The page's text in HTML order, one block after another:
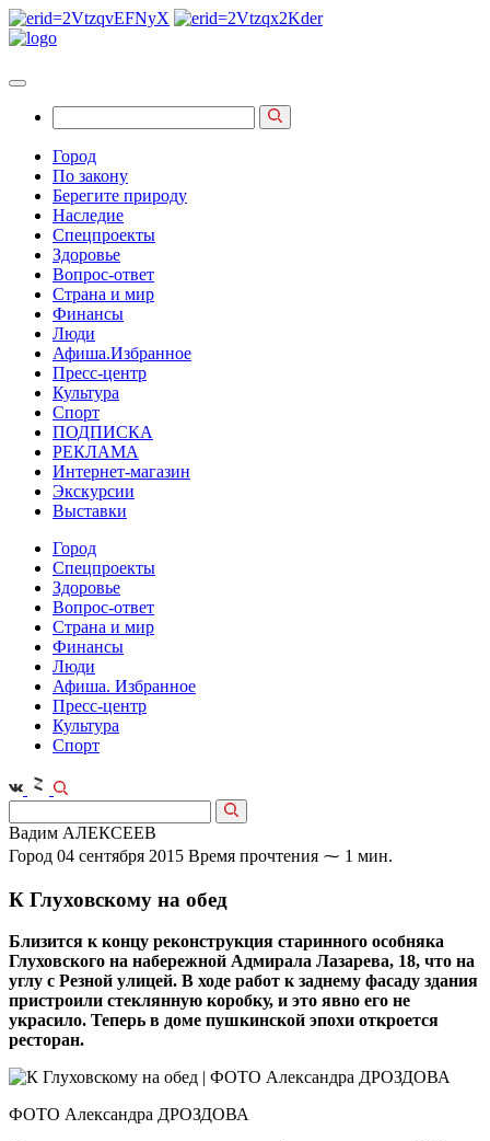
Город
По закону
Берегите природу
Наследие
Спецпроекты
Здоровье
Вопрос-ответ
Страна и мир
Финансы
Люди
Афиша.Избранное
Пресс-центр
Культура
Спорт
ПОДПИСКА
РЕКЛАМА
Интернет-магазин
Экскурсии
Выставки
Город
Спецпроекты
Здоровье
Вопрос-ответ
Страна и мир
Финансы
Люди
Афиша. Избранное
Пресс-центр
Культура
Спорт
Вадим АЛЕКСЕЕВ
Город 04 сентября 2015 Время прочтения ⁓ 1 мин.
К Глуховскому на обед
Близится к концу реконструкция старинного особняка
Глуховского на набережной Адмирала Лазарева, 18, что на
углу с Резной улицей. В ходе работ к заднему фасаду здания
пристроили стеклянную коробку, и это явно его не
украсило. Теперь в доме пушкинской эпохи откроется
ресторан.
ФОТО Александра ДРОЗДОВА